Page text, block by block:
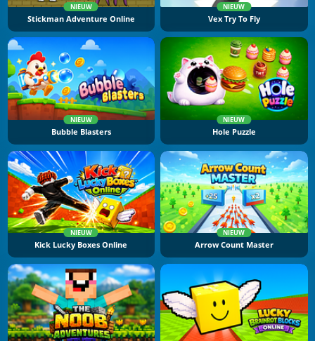
NIEUW
Stickman Adventure Online
NIEUW
Vex Try To Fly
NIEUW
Bubble Blasters
NIEUW
Hole Puzzle
NIEUW
Kick Lucky Boxes Online
NIEUW
Arrow Count Master